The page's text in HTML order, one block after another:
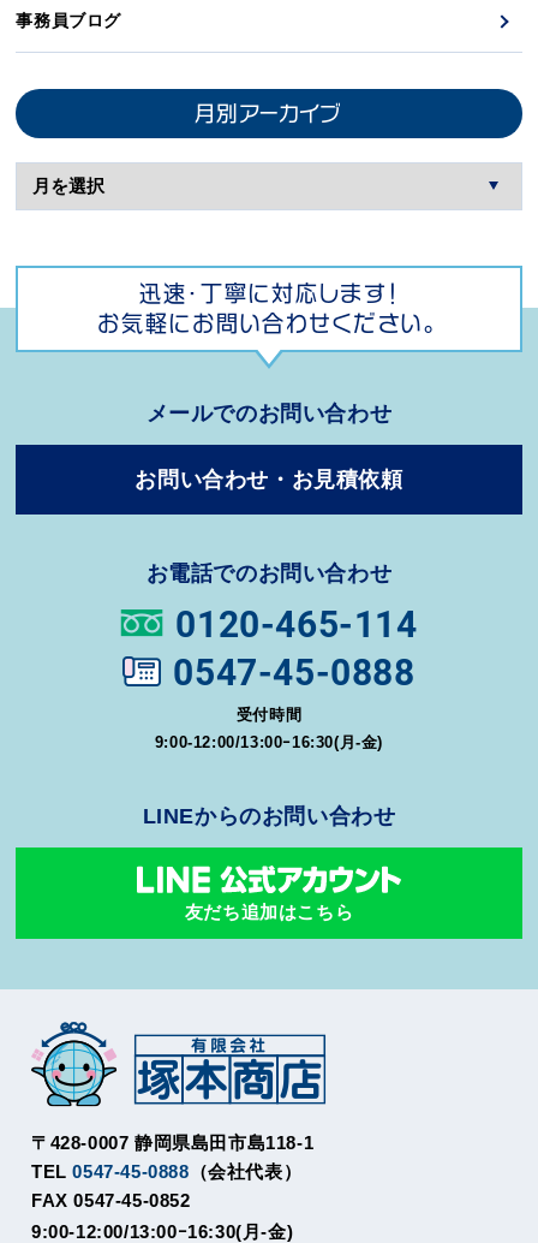
事務員ブログ
月別アーカイブ
迅速・丁寧に対応します！
お気軽にお問い合わせください。
メールでのお問い合わせ
お問い合わせ・お見積依頼
お電話でのお問い合わせ
0120-465-114
0547-45-0888
受付時間
9:00-12:00/13:00ｰ16:30(月-金)
LINEからのお問い合わせ
友だち追加はこちら
〒428-0007 静岡県島田市島118-1
TEL0547-45-0888 （会社代表）
FAX 0547-45-0852
9:00-12:00/13:00ｰ16:30(月-金)